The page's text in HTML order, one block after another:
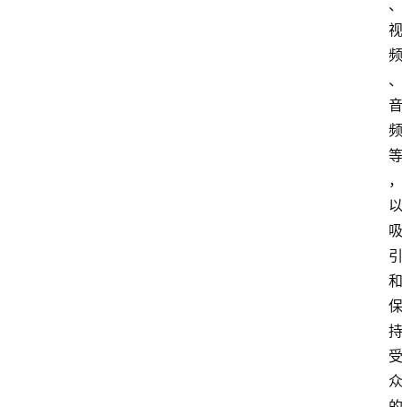
、
视
频
、
音
频
等
，
以
吸
引
和
保
持
受
众